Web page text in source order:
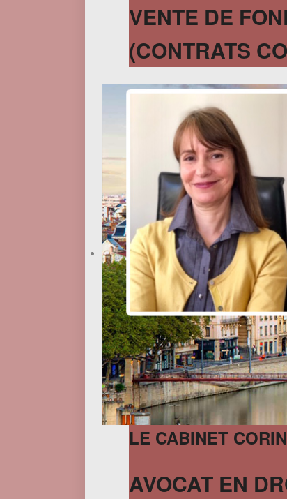
VENTE DE
(CONTRATS
LE CABINET
AVOCAT EN